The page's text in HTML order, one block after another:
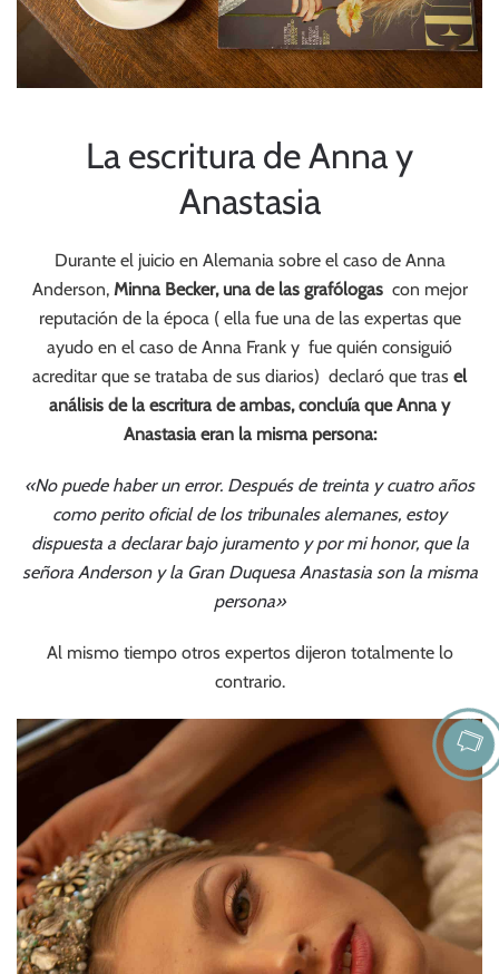
La escritura de Anna y
Anastasia
Durante el juicio en Alemania sobre el caso de Anna
Anderson, Minna Becker, una de las grafólogascon mejor
reputación de la época ( ella fue una de las expertas que
ayudo en el caso de Anna Frank y fue quién consiguió
acreditar que se trataba de sus diarios) declaró que tras el
análisis de la escritura de ambas, concluía que Anna y
Anastasia eran la misma persona:
«No puede haber un error. Después de treinta y cuatro años
como perito oficial de los tribunales alemanes, estoy
dispuesta a declarar bajo juramento y por mi honor, que la
señora Anderson y la Gran Duquesa Anastasia son la misma
persona»
Al mismo tiempo otros expertos dijeron totalmente lo
contrario.